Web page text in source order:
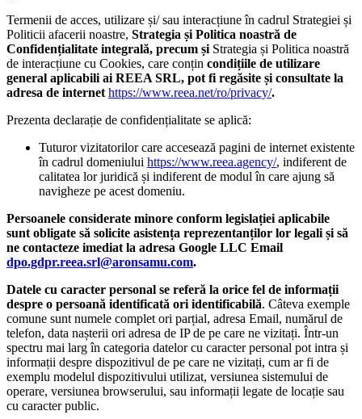
Termenii de acces, utilizare și/ sau interacțiune în cadrul Strategiei și
Politicii afacerii noastre, Strategia și Politica noastră de
Confidențialitate integrală, precum și Strategia și Politica noastră
de interacțiune cu Cookies, care conțin condițiile de utilizare
general aplicabili ai REEA SRL, pot fi regăsite și consultate la
adresa de internet https://www.reea.net/ro/privacy/.
Prezenta declarație de confidențialitate se aplică:
Tuturor vizitatorilor care accesează pagini de internet existente
în cadrul domeniului https://www.reea.agency/, indiferent de
calitatea lor juridică și indiferent de modul în care ajung să
navigheze pe acest domeniu.
Persoanele considerate minore conform legislației aplicabile
sunt obligate să solicite asistența reprezentanților lor legali și să
ne contacteze imediat la adresa Google LLC Email
dpo.gdpr.reea.srl@aronsamu.com.
Datele cu caracter personal se referă la orice fel de informații
despre o persoană identificată ori identificabilă. Câteva exemple
comune sunt numele complet ori parțial, adresa Email, numărul de
telefon, data nașterii ori adresa de IP de pe care ne vizitați. Într-un
spectru mai larg în categoria datelor cu caracter personal pot intra și
informații despre dispozitivul de pe care ne vizitați, cum ar fi de
exemplu modelul dispozitivului utilizat, versiunea sistemului de
operare, versiunea browserului, sau informații legate de locație sau
cu caracter public.